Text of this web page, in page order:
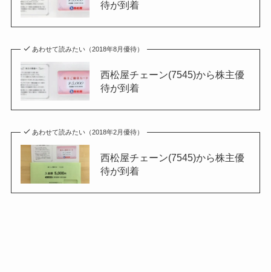
待が到着
あわせて読みたい（2018年8月優待）
西松屋チェーン(7545)から株主優
待が到着
あわせて読みたい（2018年2月優待）
西松屋チェーン(7545)から株主優
待が到着